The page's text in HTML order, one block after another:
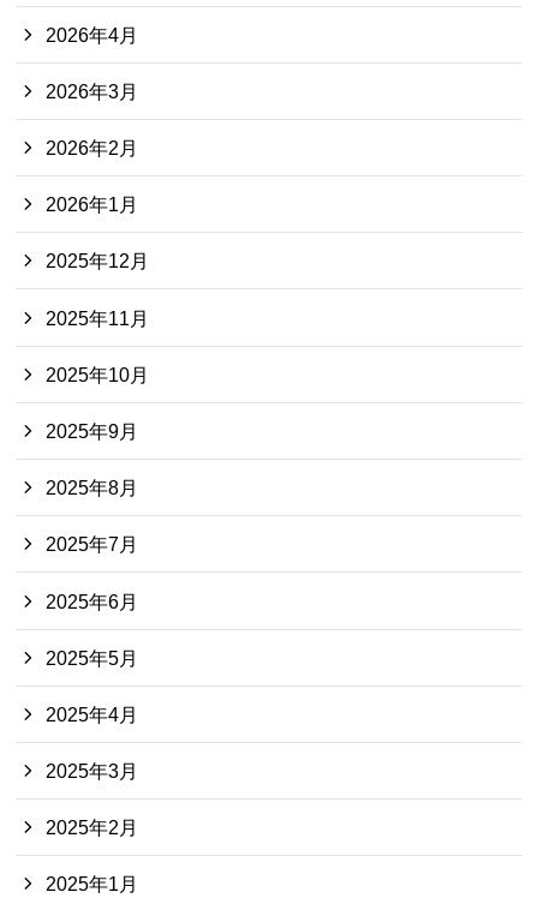
2026年4月
2026年3月
2026年2月
2026年1月
2025年12月
2025年11月
2025年10月
2025年9月
2025年8月
2025年7月
2025年6月
2025年5月
2025年4月
2025年3月
2025年2月
2025年1月